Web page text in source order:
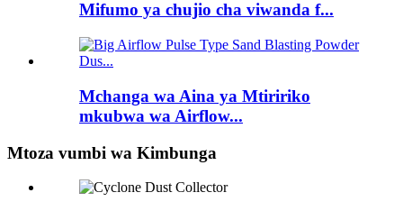
Mifumo ya chujio cha viwanda f...
Mchanga wa Aina ya Mtiririko
mkubwa wa Airflow...
Mtoza vumbi wa Kimbunga